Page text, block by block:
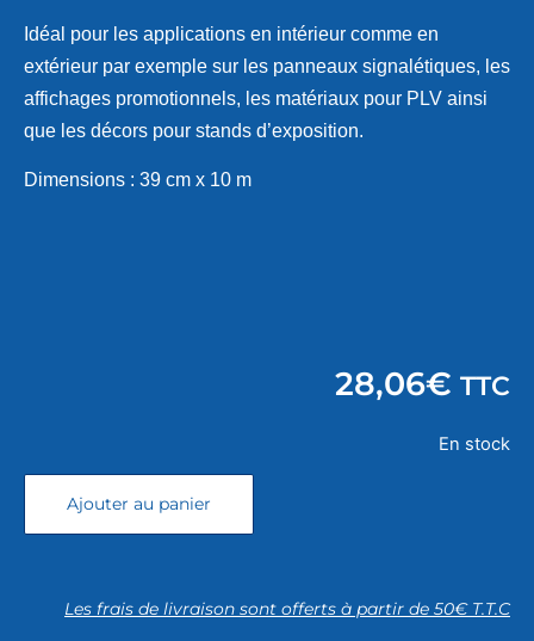
Idéal pour les applications en intérieur comme en
extérieur par exemple sur les panneaux signalétiques, les
affichages promotionnels, les matériaux pour PLV ainsi
que les décors pour stands d’exposition.
Dimensions : 39 cm x 10 m
28,06€ TTC
En stock
Ajouter au panier
Les frais de livraison sont offerts à partir de 50€ T.T.C